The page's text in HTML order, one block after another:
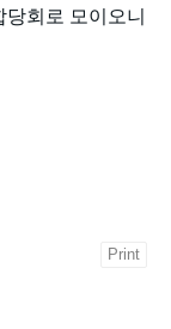
회로 모이오니
Print